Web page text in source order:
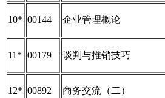
10* 00144 企业管理概论
11* 00179 谈判与推销技巧
12* 00892 商务交流（二）